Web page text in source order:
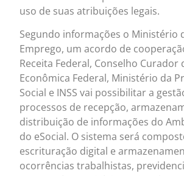
uso de suas atribuições legais.
Segundo informações o Ministério
Emprego, um acordo de
Receita Federal, Conselho Curador
Econômica Federal, Ministério da
Social e INSS vai possibilitar a
processos de recepção,
distribuição de informações do
do eSocial. O sistema será
escrituração digital e
ocorrências trabalhistas,